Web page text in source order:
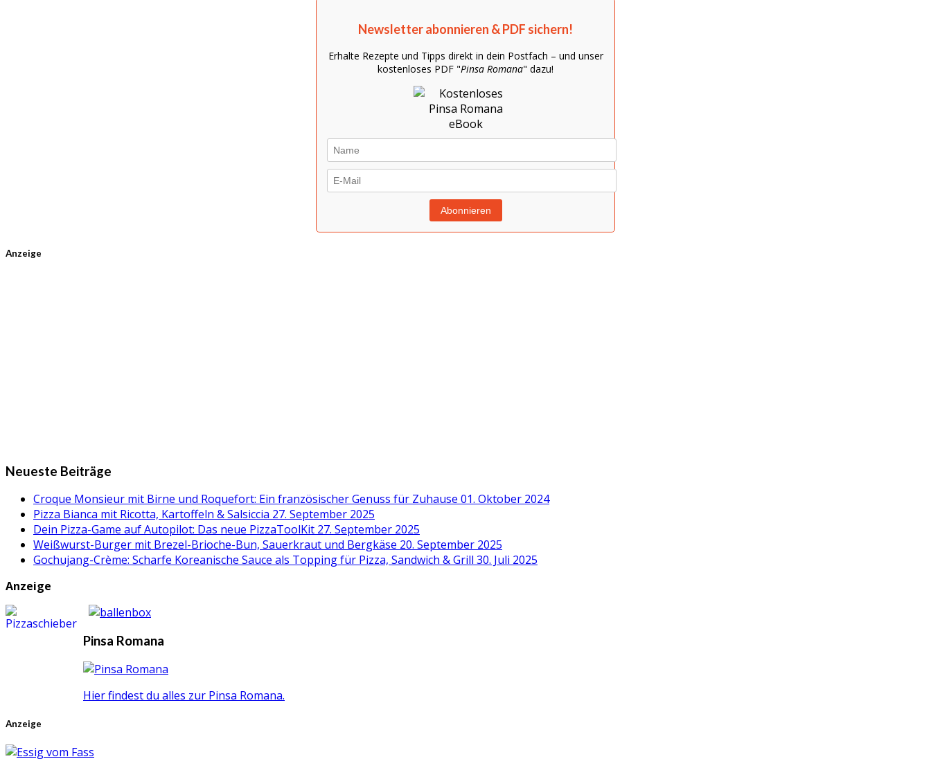
Newsletter abonnieren & PDF sichern!
Erhalte Rezepte und Tipps direkt in dein Postfach – und unser
kostenloses PDF "Pinsa Romana" dazu!
Anzeige
Neueste Beiträge
Croque Monsieur mit Birne und Roquefort: Ein französischer Genuss für Zuhause 01. Oktober 2024
Pizza Bianca mit Ricotta, Kartoffeln & Salsiccia 27. September 2025
Dein Pizza-Game auf Autopilot: Das neue PizzaToolKit 27. September 2025
Weißwurst-Burger mit Brezel-Brioche-Bun, Sauerkraut und Bergkäse 20. September 2025
Gochujang-Crème: Scharfe Koreanische Sauce als Topping für Pizza, Sandwich & Grill 30. Juli 2025
Anzeige
Pinsa Romana
Hier findest du alles zur Pinsa Romana.
Anzeige